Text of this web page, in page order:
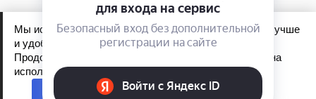
Статьи 437 (2) Гражданского Кодекса РФ
Обработка персональных данных
Политика конфиденциальности
Мы используем файлы cookie, чтобы сайт работал лучше
и удобнее для вас.
Продолжая пользоваться сайтом, вы соглашаетесь на
использование файлов cookie.
Принять